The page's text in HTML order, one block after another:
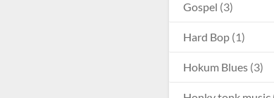
Gospel (3)
Hard Bop (1)
Hokum Blues (3)